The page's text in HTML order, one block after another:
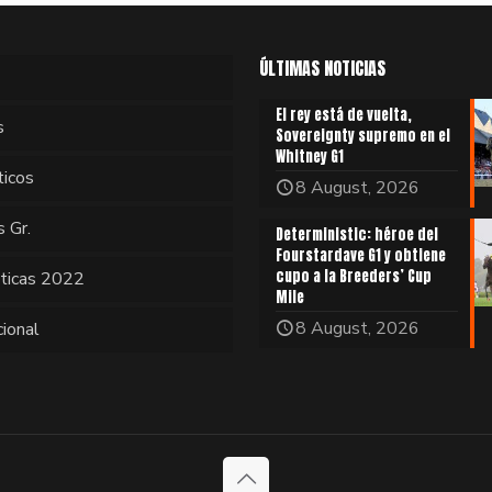
Gr.
2022
ÚLTIMAS NOTICIAS
El rey está de vuelta,
Sovereignty supremo en el
Whitney G1
8 August, 2026
Deterministic: héroe del
Fourstardave G1 y obtiene
cupo a la Breeders’ Cup
Mile
8 August, 2026